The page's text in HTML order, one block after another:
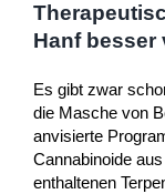
Hanf besser
Es gibt zwar
die Masche von
anvisierte
Cannabinoide
enthaltenen